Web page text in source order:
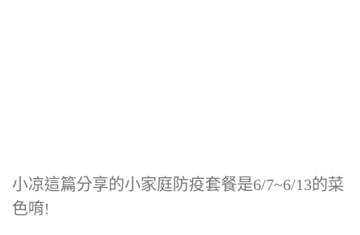
小凉這篇分享的小家庭防疫套餐是6/7~6/13的菜
色唷!